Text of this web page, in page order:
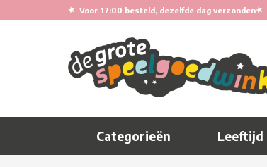
★ Voor 17:00 besteld, dezelfde dag verzonden★
Categorieën Leeftijd